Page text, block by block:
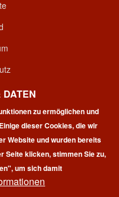
Deutschland e.V. | All
DATEN
zu ermöglichen und
dieser Cookies, die wir
Website und wurden bereits
Seite klicken, stimmen Sie zu,
um sich damit